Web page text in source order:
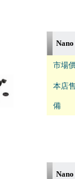
市場
本店
備